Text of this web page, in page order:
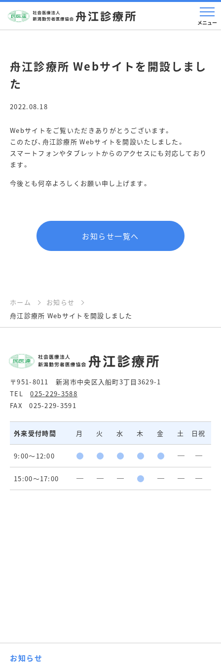
舟江診療所 Webサイトを開設しまし
た
2022.08.18
Webサイトをご覧いただきありがとうございます。
このたび、舟江診療所 Webサイトを開設いたしました。
スマートフォンやタブレットからのアクセスにも対応しており
ます。
今後とも何卒よろしくお願い申し上げます。
お知らせ一覧へ
ホーム
お知らせ
舟江診療所 Webサイトを開設しました
〒951-8011 新潟市中央区入船町3丁目3629-1
TEL025-229-3588
FAX 025-229-3591
外来受付時間 月 火 水 木 金 土 日祝
9:00～12:00
15:00～17:00
お知らせ